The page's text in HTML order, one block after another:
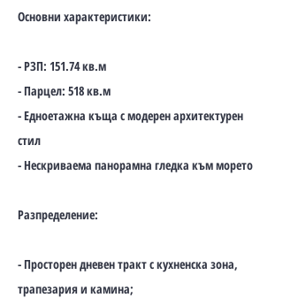
Основни характеристики:
- РЗП: 151.74 кв.м
- Парцел: 518 кв.м
- Едноетажна къща с модерен архитектурен
стил
- Нескриваема панорамна гледка към морето
Разпределение:
- Просторен дневен тракт с кухненска зона,
трапезария и камина;